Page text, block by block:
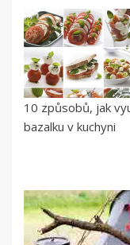
10 způsobů, jak
bazalku v kuchyni